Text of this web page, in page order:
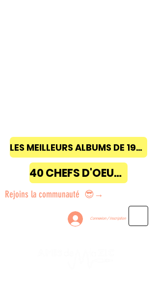
LES MEILLEURS ALBUMS DE 1968 à 2018
40 CHEFS D'OEUVRE
Rejoins la communauté 😎→
Connexion / Inscription